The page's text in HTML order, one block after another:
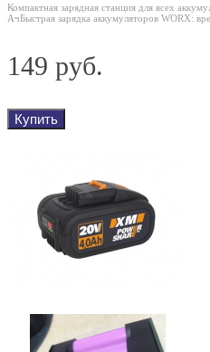
Компактная зарядная станция для всех
АчБыстрая зарядка аккумуляторов WORX:
149 руб.
Купить